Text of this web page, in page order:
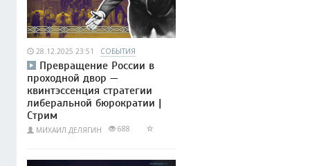
28.12.2025 23:51 СОБЫТИЯ
Превращение России в
проходной двор —
квинтэссенция стратегии
либеральной бюрократии |
Стрим
МИХАИЛ ДЕЛЯГИН 688